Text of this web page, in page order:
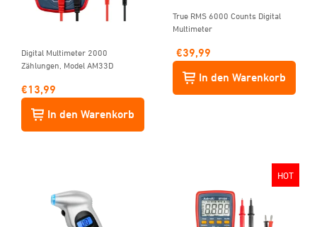
Digital Multimeter 2000
Zählungen, Model AM33D
€13,99
In den Warenkorb
True RMS 6000 Counts Digital
Multimeter
€39,99
In den Warenkorb
HOT